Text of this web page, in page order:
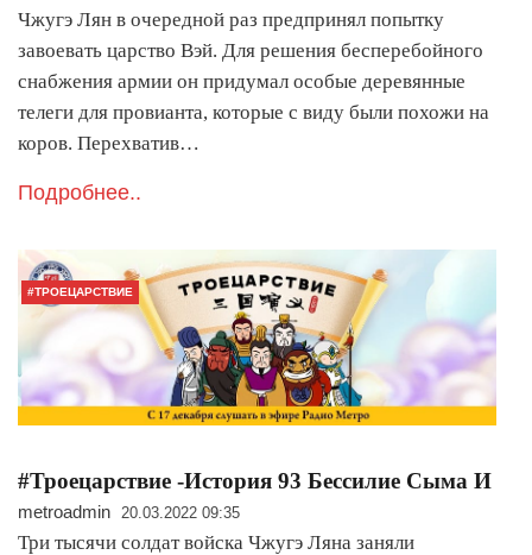
Чжугэ Лян в очередной раз предпринял попытку
завоевать царство Вэй. Для решения бесперебойного
снабжения армии он придумал особые деревянные
телеги для провианта, которые с виду были похожи на
коров. Перехватив…
Подробнее..
#ТРОЕЦАРСТВИЕ
#Троецарствие -История 93 Бессилие Сыма И
metroadmin 20.03.2022 09:35
Три тысячи солдат войска Чжугэ Ляна заняли